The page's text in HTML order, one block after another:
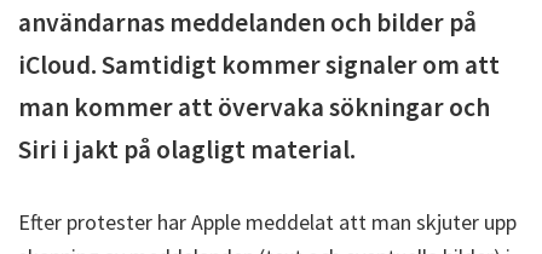
användarnas meddelanden och bilder på
iCloud. Samtidigt kommer signaler om att
man kommer att övervaka sökningar och
Siri i jakt på olagligt material.
Efter protester har Apple meddelat att man skjuter upp